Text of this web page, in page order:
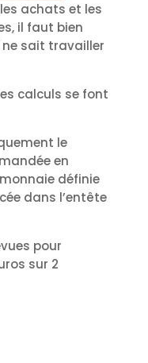
achats et les
il faut bien
sait travailler
calculs se font
le
en
définie
dans l’entête
pour
sur 2